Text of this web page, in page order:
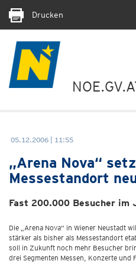
Drucken
05.12.2006 | 11:55
„Arena Nova“
Messestandort
Fast 200.000 Besucher im
Die „Arena Nova“ in Wiener Neustadt
stärker als bisher als Messestandort
soll in Zukunft noch mehr Besucher
drei Segmenten Messen, Konzerte und